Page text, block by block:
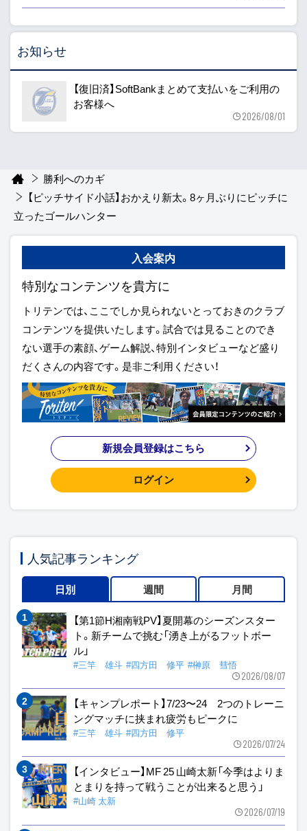
お知らせ
【復旧済】SoftBankまとめて支払いをご利用の
お客様へ
2026/08/01
勝利へのカギ
【ピッチサイド小話】おかえり新太。8ヶ月ぶりにピッチに
立ったゴールハンター
入会案内
特別なコンテンツを貴方に
トリテンでは、ここでしか見られないとっておきのクラブ
コンテンツを提供いたします。試合では見ることのでき
ない選手の素顔、ゲーム解説、特別インタビューなど盛り
だくさんの内容です。是非ご利用ください！
新規会員登録はこちら
ログイン
人気記事ランキング
日別 週間 月間
【第1節H湘南戦PV】夏開幕のシーズンスター
ト。新チームで挑む「湧き上がるフットボー
ル」
#三竿 雄斗 #四方田 修平 #榊原 彗悟
2026/08/07
【キャンプレポート】7/23〜24 2つのトレーニ
ングマッチに挟まれ疲労もピークに
#三竿 雄斗 #四方田 修平
2026/07/24
【インタビュー】MF 25 山崎太新「今季はよりま
とまりを持って戦うことが出来ると思う」
#山崎 太新
2026/07/19